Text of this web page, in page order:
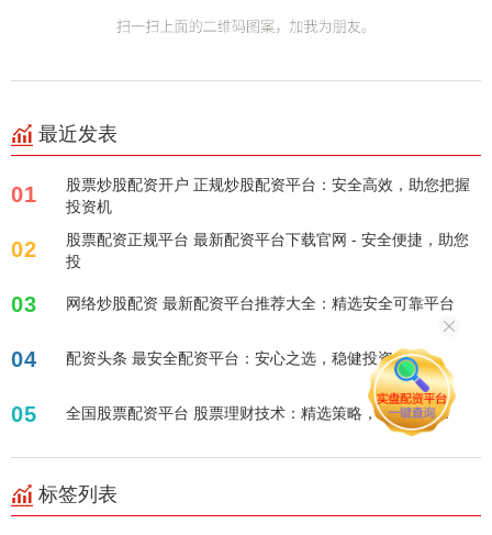
最近发表
01
股票炒股配资开户 正规炒股配资平台：安全高效，助您把握
投资机
02
股票配资正规平台 最新配资平台下载官网 - 安全便捷，助您
投
03 网络炒股配资 最新配资平台推荐大全：精选安全可靠平台
04 配资头条 最安全配资平台：安心之选，稳健投资
05 全国股票配资平台 股票理财技术：精选策略，稳健增值！
标签列表